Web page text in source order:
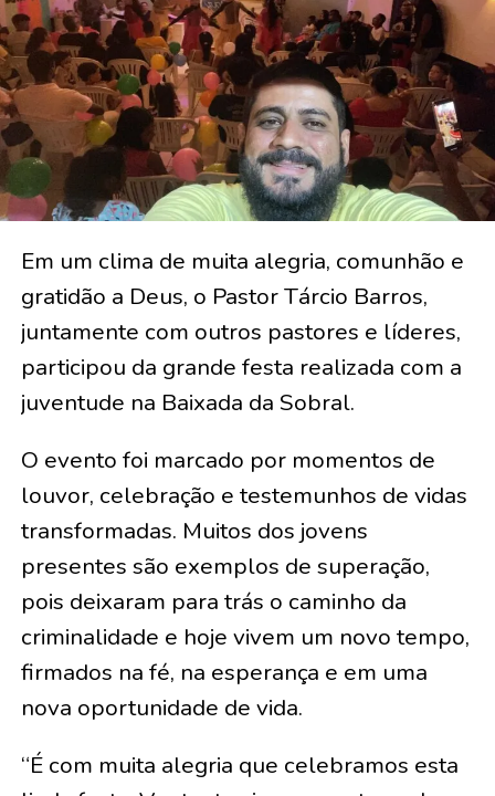
Em um clima de muita alegria, comunhão e
gratidão a Deus, o Pastor Tárcio Barros,
juntamente com outros pastores e líderes,
participou da grande festa realizada com a
juventude na Baixada da Sobral.
O evento foi marcado por momentos de
louvor, celebração e testemunhos de vidas
transformadas. Muitos dos jovens
presentes são exemplos de superação,
pois deixaram para trás o caminho da
criminalidade e hoje vivem um novo tempo,
firmados na fé, na esperança e em uma
nova oportunidade de vida.
“É com muita alegria que celebramos esta